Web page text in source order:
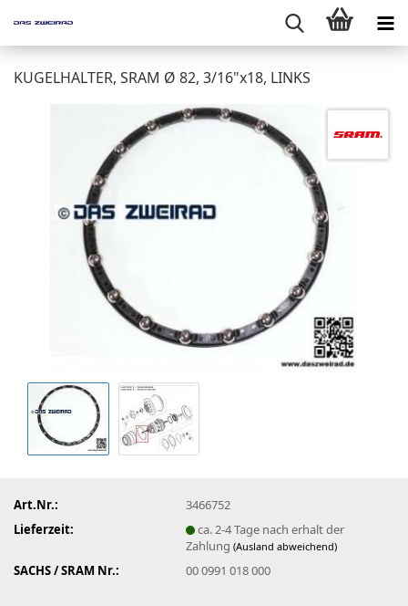
KUGELHALTER, SRAM Ø 82, 3/16"x18, LINKS
Art.Nr.:
3466752
Lieferzeit:
ca. 2-4 Tage nach erhalt der
Zahlung(Ausland abweichend)
SACHS / SRAM Nr.: 00 0991 018 000